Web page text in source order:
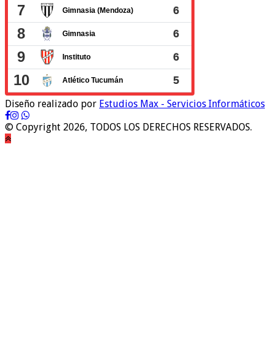
Diseño realizado por Estudios Max - Servicios Informáticos
© Copyright 2026, TODOS LOS DERECHOS RESERVADOS.